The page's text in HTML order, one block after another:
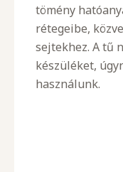
tömény
rétegeibe,
sejtekhez. A tű
készüléket,
használunk.